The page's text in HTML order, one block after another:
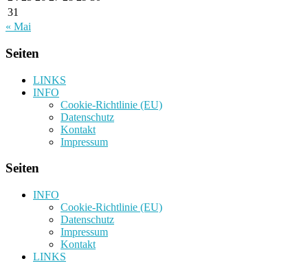
31
« Mai
Seiten
LINKS
INFO
Cookie-Richtlinie (EU)
Datenschutz
Kontakt
Impressum
Seiten
INFO
Cookie-Richtlinie (EU)
Datenschutz
Impressum
Kontakt
LINKS